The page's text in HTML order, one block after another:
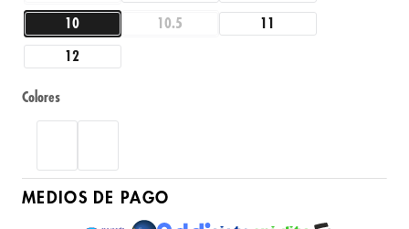
10 10.5 11
12
Colores
MEDIOS DE PAGO